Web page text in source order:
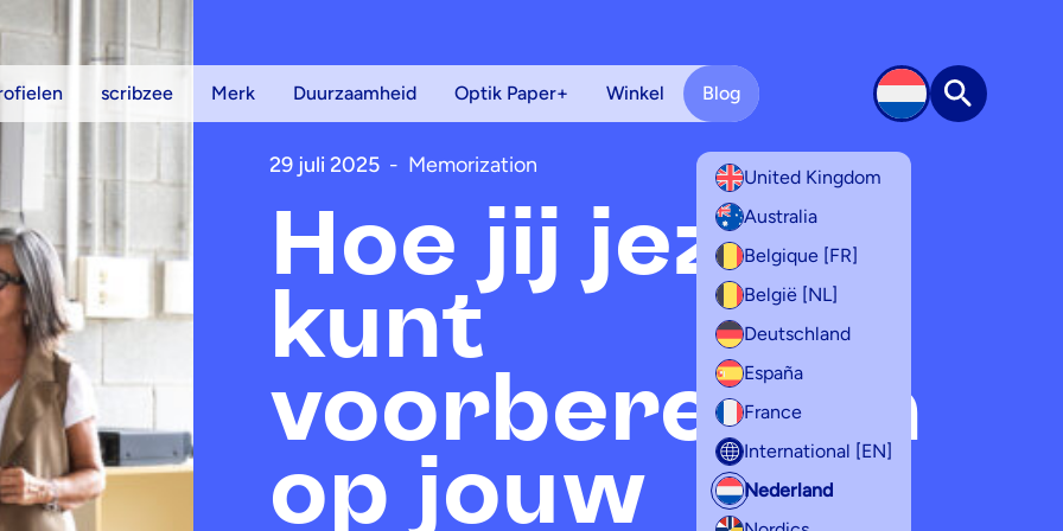
scribzee Merk Duurzaamheid Optik Paper+ Winkel Blog
United Kingdom
Australia
Belgique [FR]
België [NL]
Deutschland
España
France
International [EN]
Nederland
Zoek op
29 juli 2025 - Memorization
Hoe jij jezelf
kunt
voorbereiden
op jouw